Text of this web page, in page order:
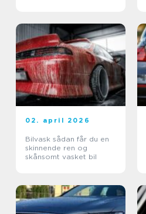
02. april 2026
Bilvask sådan får du en
skinnende ren og
skånsomt vasket bil